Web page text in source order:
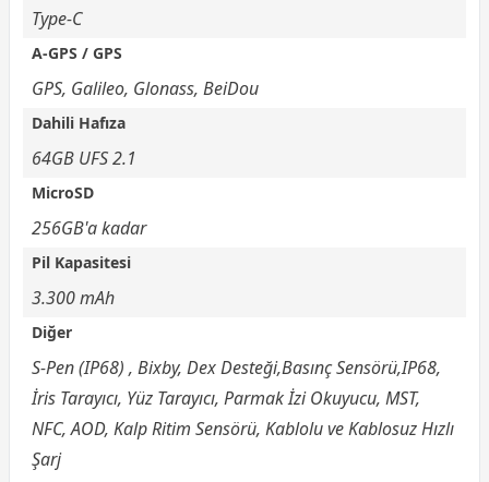
Type-C
A-GPS / GPS
GPS, Galileo, Glonass, BeiDou
Dahili Hafıza
64GB UFS 2.1
MicroSD
256GB'a kadar
Pil Kapasitesi
3.300 mAh
Diğer
S-Pen (IP68) , Bixby, Dex Desteği,Basınç Sensörü,IP68,
İris Tarayıcı, Yüz Tarayıcı, Parmak İzi Okuyucu, MST,
NFC, AOD, Kalp Ritim Sensörü, Kablolu ve Kablosuz Hızlı
Şarj